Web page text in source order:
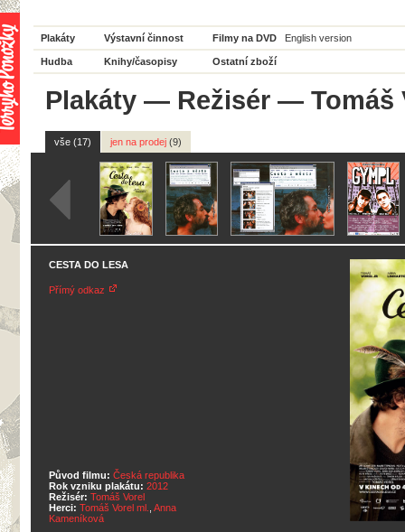
Plakáty Výstavní činnost Filmy na DVD English version
Hudba Knihy/časopisy Ostatní zboží
Plakáty — Režisér — Tomáš
vše (17) jen na prodej (9)
CESTA DO LESA
Přímý odkaz
Původ filmu: Česká republika
Rok vzniku plakátu: 2012
Režisér: Tomáš Vorel
Herci: Tomáš Vorel ml.
Anna
Kameníková